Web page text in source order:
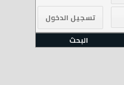
البحث